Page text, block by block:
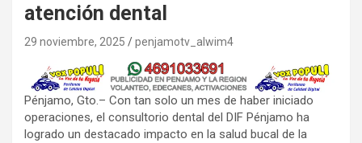
atención dental
29 noviembre, 2025 penjamotv_alwim4
Pénjamo, Gto.– Con tan solo un mes de haber iniciado
operaciones, el consultorio dental del DIF Pénjamo ha
logrado un destacado impacto en la salud bucal de la